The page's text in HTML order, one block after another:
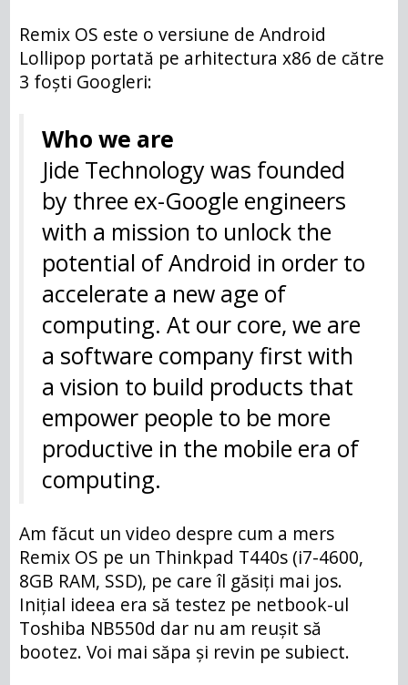
Remix OS este o versiune de Android
Lollipop portată pe arhitectura x86 de către
3 foști Googleri:
Who we are
Jide Technology was founded
by three ex-Google engineers
with a mission to unlock the
potential of Android in order to
accelerate a new age of
computing. At our core, we are
a software company first with
a vision to build products that
empower people to be more
productive in the mobile era of
computing.
Am făcut un video despre cum a mers
Remix OS pe un Thinkpad T440s (i7-4600,
8GB RAM, SSD), pe care îl găsiți mai jos.
Inițial ideea era să testez pe netbook-ul
Toshiba NB550d dar nu am reușit să
bootez. Voi mai săpa și revin pe subiect.